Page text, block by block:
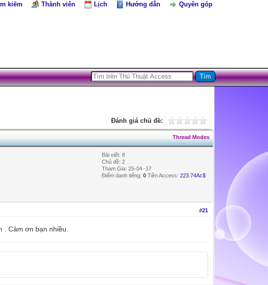
kiếm Thành viên Lịch Hướng dẫn Quyên góp
Đánh giá chủ đề:
Thread Modes
Bài viết: 8
Chủ đề: 2
Tham Gia: 25-04 -17
Điểm danh tiếng:0 Tiền Access: 223.74Ac$
#21
Cảm ơn bạn nhiều.